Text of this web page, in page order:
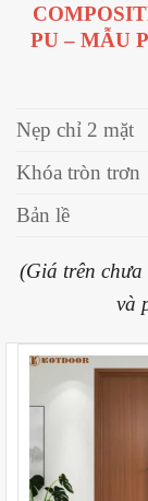
PU – MẪU
Nẹp chỉ 2 mặt
Khóa tròn trơn
Bản lề
(Giá trên chưa
và